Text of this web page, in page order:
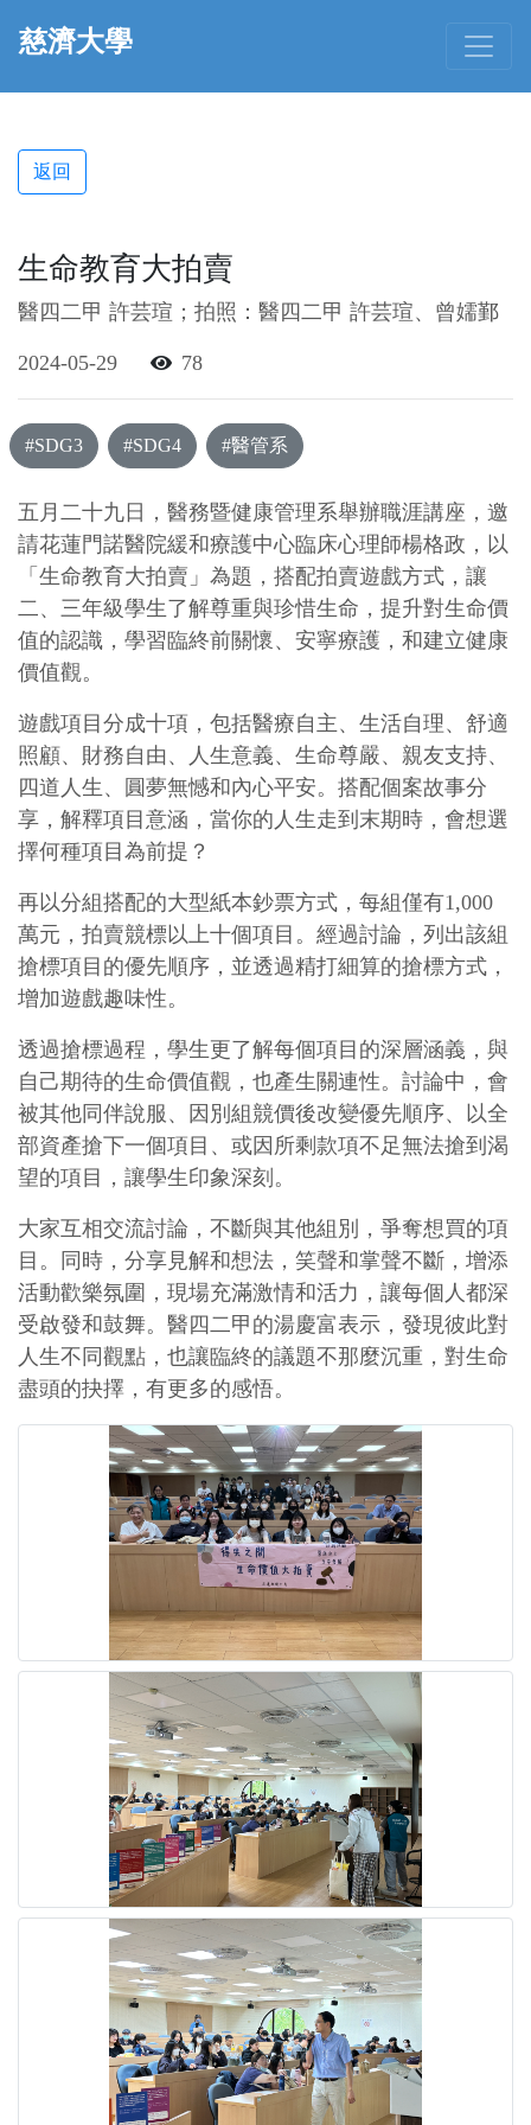
慈濟大學
返回
生命教育大拍賣
醫四二甲 許芸瑄；拍照：醫四二甲 許芸瑄、曾嬬鄞
2024-05-29 78
#SDG3 #SDG4 #醫管系
五月二十九日，醫務暨健康管理系舉辦職涯講座，邀
請花蓮門諾醫院緩和療護中心臨床心理師楊格政，以
「生命教育大拍賣」為題，搭配拍賣遊戲方式，讓
二、三年級學生了解尊重與珍惜生命，提升對生命價
值的認識，學習臨終前關懷、安寧療護，和建立健康
價值觀。
遊戲項目分成十項，包括醫療自主、生活自理、舒適
照顧、財務自由、人生意義、生命尊嚴、親友支持、
四道人生、圓夢無憾和內心平安。搭配個案故事分
享，解釋項目意涵，當你的人生走到末期時，會想選
擇何種項目為前提？
再以分組搭配的大型紙本鈔票方式，每組僅有1,000
萬元，拍賣競標以上十個項目。經過討論，列出該組
搶標項目的優先順序，並透過精打細算的搶標方式，
增加遊戲趣味性。
透過搶標過程，學生更了解每個項目的深層涵義，與
自己期待的生命價值觀，也產生關連性。討論中，會
被其他同伴說服、因別組競價後改變優先順序、以全
部資產搶下一個項目、或因所剩款項不足無法搶到渴
望的項目，讓學生印象深刻。
大家互相交流討論，不斷與其他組別，爭奪想買的項
目。同時，分享見解和想法，笑聲和掌聲不斷，增添
活動歡樂氛圍，現場充滿激情和活力，讓每個人都深
受啟發和鼓舞。醫四二甲的湯慶富表示，發現彼此對
人生不同觀點，也讓臨終的議題不那麼沉重，對生命
盡頭的抉擇，有更多的感悟。